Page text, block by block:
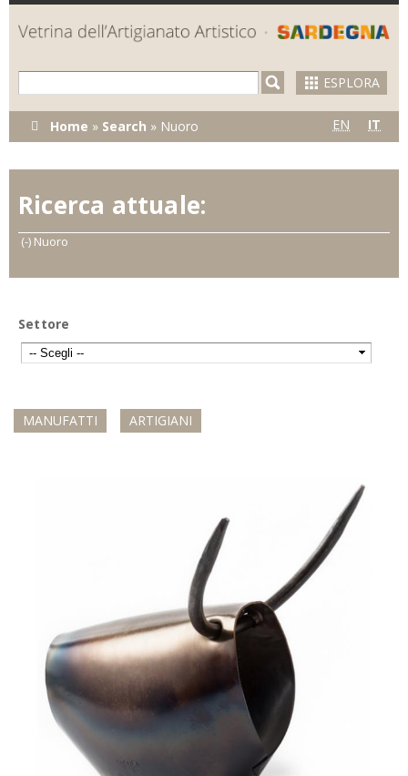
Skip to
main
content
ESPLORA
Tu sei qui
Home » Search » Nuoro EN IT
Ricerca attuale:
(-) Remove Nuoro filter
Nuoro
Settore
MANUFATTI ARTIGIANI